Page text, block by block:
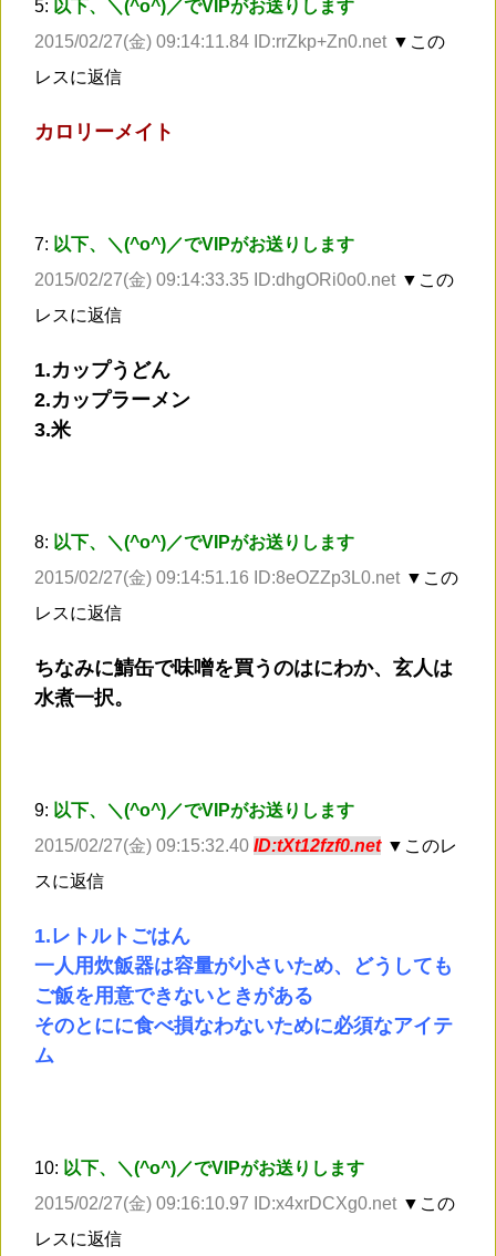
5: 以下、＼(^o^)／でVIPがお送りします
2015/02/27(金) 09:14:11.84 ID:rrZkp+Zn0.net ▼この
レスに返信
カロリーメイト
7: 以下、＼(^o^)／でVIPがお送りします
2015/02/27(金) 09:14:33.35 ID:dhgORi0o0.net ▼この
レスに返信
1.カップうどん
2.カップラーメン
3.米
8: 以下、＼(^o^)／でVIPがお送りします
2015/02/27(金) 09:14:51.16 ID:8eOZZp3L0.net ▼この
レスに返信
ちなみに鯖缶で味噌を買うのはにわか、玄人は
水煮一択。
9: 以下、＼(^o^)／でVIPがお送りします
2015/02/27(金) 09:15:32.40 ID:tXt12fzf0.net ▼このレ
スに返信
1.レトルトごはん
一人用炊飯器は容量が小さいため、どうしても
ご飯を用意できないときがある
そのとにに食べ損なわないために必須なアイテ
ム
10: 以下、＼(^o^)／でVIPがお送りします
2015/02/27(金) 09:16:10.97 ID:x4xrDCXg0.net ▼この
レスに返信